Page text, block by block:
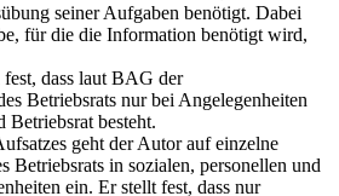
seiner Aufgaben benötigt. Dabei
für die die Information benötigt wird,
dass laut BAG der
Betriebsrats nur bei Angelegenheiten
Betriebsrat besteht.
geht der Autor auf einzelne
Betriebsrats in sozialen, personellen und
ein. Er stellt fest, dass nur